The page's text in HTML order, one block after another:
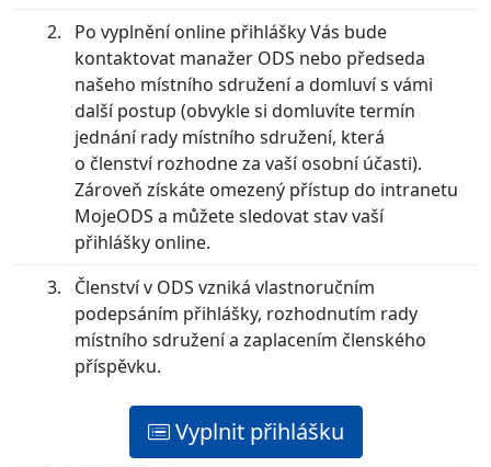
Po vyplnění online přihlášky Vás bude
kontaktovat manažer ODS nebo předseda
našeho místního sdružení a domluví s vámi
další postup (obvykle si domluvíte termín
jednání rady místního sdružení, která
o členství rozhodne za vaší osobní účasti).
Zároveň získáte omezený přístup do intranetu
MojeODS a můžete sledovat stav vaší
přihlášky online.
Členství v ODS vzniká vlastnoručním
podepsáním přihlášky, rozhodnutím rady
místního sdružení a zaplacením členského
příspěvku.
Vyplnit přihlášku